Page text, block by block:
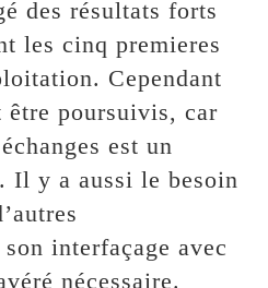
des résultats forts
les cinq premieres
Cependant
poursuivis, car
est un
Il y a aussi le besoin
interfaçage avec
nécessaire.